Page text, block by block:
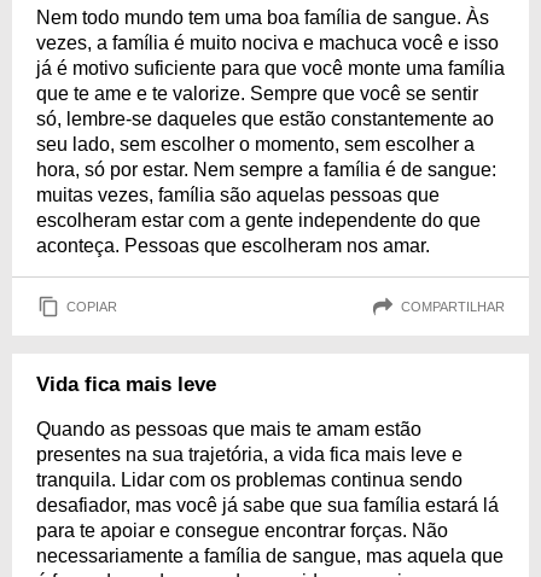
Nem todo mundo tem uma boa família de sangue. Às
vezes, a família é muito nociva e machuca você e isso
já é motivo suficiente para que você monte uma família
que te ame e te valorize. Sempre que você se sentir
só, lembre-se daqueles que estão constantemente ao
seu lado, sem escolher o momento, sem escolher a
hora, só por estar. Nem sempre a família é de sangue:
muitas vezes, família são aquelas pessoas que
escolheram estar com a gente independente do que
aconteça. Pessoas que escolheram nos amar.
COPIAR COMPARTILHAR
Vida fica mais leve
Quando as pessoas que mais te amam estão
presentes na sua trajetória, a vida fica mais leve e
tranquila. Lidar com os problemas continua sendo
desafiador, mas você já sabe que sua família estará lá
para te apoiar e consegue encontrar forças. Não
necessariamente a família de sangue, mas aquela que